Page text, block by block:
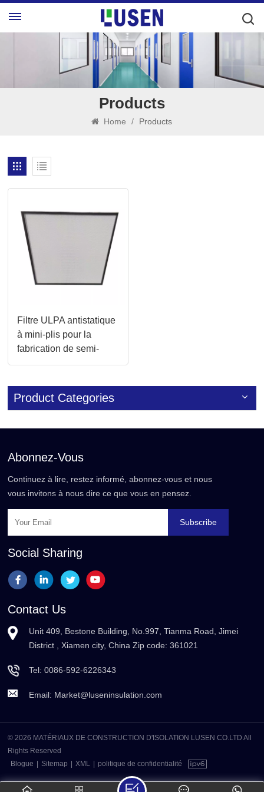
Products
Home / Products
Filtre ULPA antistatique
à mini-plis pour la
fabrication de semi-
conducteurs
Product Categories
Abonnez-Vous
Continuez à lire, restez informé, abonnez-vous et nous
vous invitons à nous dire ce que vous en pensez.
Subscribe
Social Sharing
Contact Us
Unit 409, Bestone Building, No.997, Tianma Road, Jimei
District , Xiamen city, China Zip code: 361021
Tel:0086-592-6226343
Email: Market@luseninsulation.com
© 2026 MATÉRIAUX DE CONSTRUCTION D'ISOLATION LUSEN CO.LTD All
Rights Reserved
Blogue
Sitemap XML politique de confidentialité